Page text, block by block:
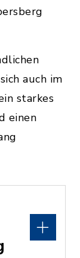
auch im
starkes
einen